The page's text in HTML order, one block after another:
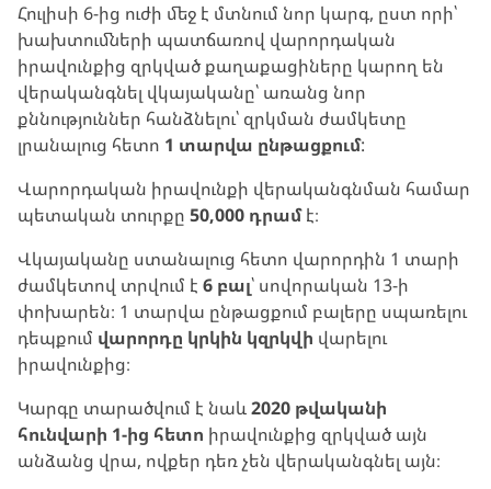
Հուլիսի 6-ից ուժի մեջ է մտնում նոր կարգ, ըստ որի՝
խախտումների պատճառով վարորդական
իրավունքից զրկված քաղաքացիները կարող են
վերականգնել վկայականը՝ առանց նոր
քննություններ հանձնելու՝ զրկման ժամկետը
լրանալուց հետո 1 տարվա ընթացքում:
Վարորդական իրավունքի վերականգնման համար
պետական տուրքը 50,000 դրամէ։
Վկայականը ստանալուց հետո վարորդին 1 տարի
ժամկետով տրվում է 6 բալ՝ սովորական 13-ի
փոխարեն։ 1 տարվա ընթացքում բալերը սպառելու
դեպքում վարորդը կրկին կզրկվի վարելու
իրավունքից։
Կարգը տարածվում է նաև2020 թվականի
հունվարի 1-ից հետո իրավունքից զրկված այն
անձանց վրա, ովքեր դեռ չեն վերականգնել այն։